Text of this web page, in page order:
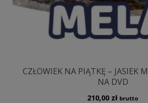
CZŁOWIEK NA PIĄTKĘ – JASIEK
NA DVD
210,00 zł brutto